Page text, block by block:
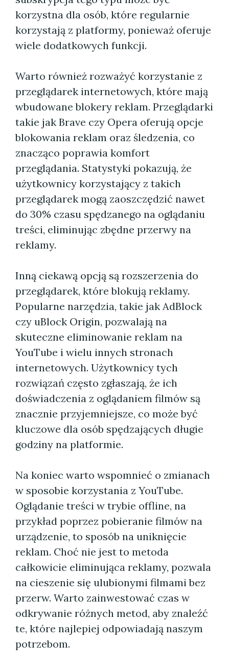
korzystna dla osób, które regularnie
korzystają z platformy, ponieważ oferuje
wiele dodatkowych funkcji.
Warto również rozważyć korzystanie z
przeglądarek internetowych, które mają
wbudowane blokery reklam. Przeglądarki
takie jak Brave czy Opera oferują opcje
blokowania reklam oraz śledzenia, co
znacząco poprawia komfort
przeglądania. Statystyki pokazują, że
użytkownicy korzystający z takich
przeglądarek mogą zaoszczędzić nawet
do 30% czasu spędzanego na oglądaniu
treści, eliminując zbędne przerwy na
reklamy.
Inną ciekawą opcją są rozszerzenia do
przeglądarek, które blokują reklamy.
Popularne narzędzia, takie jak AdBlock
czy uBlock Origin, pozwalają na
skuteczne eliminowanie reklam na
YouTube i wielu innych stronach
internetowych. Użytkownicy tych
rozwiązań często zgłaszają, że ich
doświadczenia z oglądaniem filmów są
znacznie przyjemniejsze, co może być
kluczowe dla osób spędzających długie
godziny na platformie.
Na koniec warto wspomnieć o zmianach
w sposobie korzystania z YouTube.
Oglądanie treści w trybie offline, na
przykład poprzez pobieranie filmów na
urządzenie, to sposób na uniknięcie
reklam. Choć nie jest to metoda
całkowicie eliminująca reklamy, pozwala
na cieszenie się ulubionymi filmami bez
przerw. Warto zainwestować czas w
odkrywanie różnych metod, aby znaleźć
te, które najlepiej odpowiadają naszym
potrzebom.